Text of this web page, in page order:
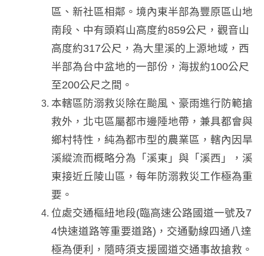
區、新社區相鄰。境內東半部為豐原區山地
南段、中有頭嵙山高度約859公尺，觀音山
高度約317公尺，為大里溪的上源地域，西
半部為台中盆地的一部份，海拔約100公尺
至200公尺之間。
本轄區防溺救災除在颱風、豪雨進行防範搶
救外，北屯區屬都市邊陲地帶，兼具都會與
鄉村特性，純為都市型的農業區，轄內因旱
溪縱流而概略分為「溪東」與「溪西」，溪
東接近丘陵山區，每年防溺救災工作極為重
要。
位處交通樞紐地段(臨高速公路國道一號及7
4快速道路等重要道路)，交通動線四通八達
極為便利，隨時須支援國道交通事故搶救。